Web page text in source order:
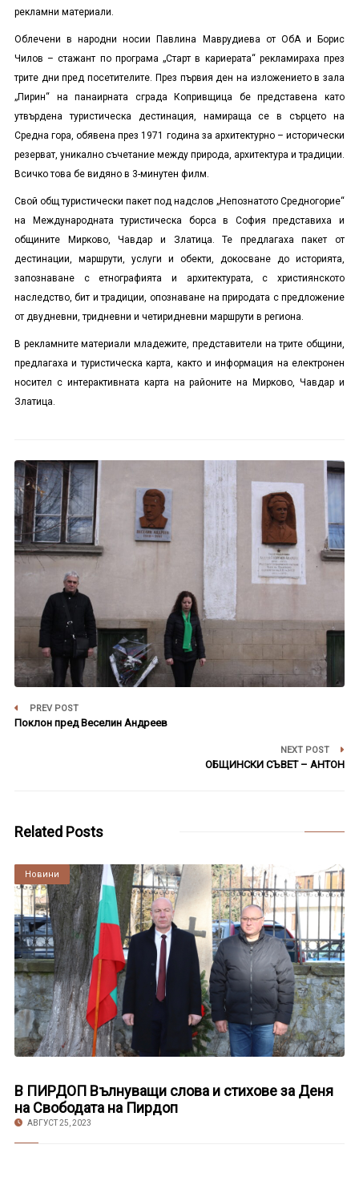
рекламни материали.
Облечени в народни носии Павлина Маврудиева от ОбА и Борис
Чилов – стажант по програма „Старт в кариерата“ рекламираха през
трите дни пред посетителите. През първия ден на изложението в зала
„Пирин“ на панаирната сграда Копривщица бе представена като
утвърдена туристическа дестинация, намираща се в сърцето на
Средна гора, обявена през 1971 година за архитектурно – исторически
резерват, уникално съчетание между природа, архитектура и традиции.
Всичко това бе видяно в 3-минутен филм.
Свой общ туристически пакет под надслов „Непознатото Средногорие“
на Международната туристическа борса в София представиха и
общините Мирково, Чавдар и Златица. Те предлагаха пакет от
дестинации, маршрути, услуги и обекти, докосване до историята,
запознаване с етнографията и архитектурата, с християнското
наследство, бит и традиции, опознаване на природата с предложение
от двудневни, тридневни и четиридневни маршрути в региона.
В рекламните материали младежите, представители на трите общини,
предлагаха и туристическа карта, както и информация на електронен
носител с интерактивната карта на районите на Мирково, Чавдар и
Златица.
PREV POST
Поклон пред Веселин Андреев
NEXT POST
ОБЩИНСКИ СЪВЕТ – АНТОН
Related Posts
Култура
Новини
В ПИРДОП Вълнуващи слова и стихове за Деня
на Свободата на Пирдоп
АВГУСТ 25, 2023